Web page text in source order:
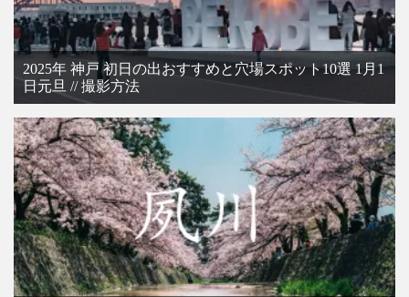
2025年 神戸 初日の出おすすめと穴場スポット10選 1月1
日元旦 // 撮影方法